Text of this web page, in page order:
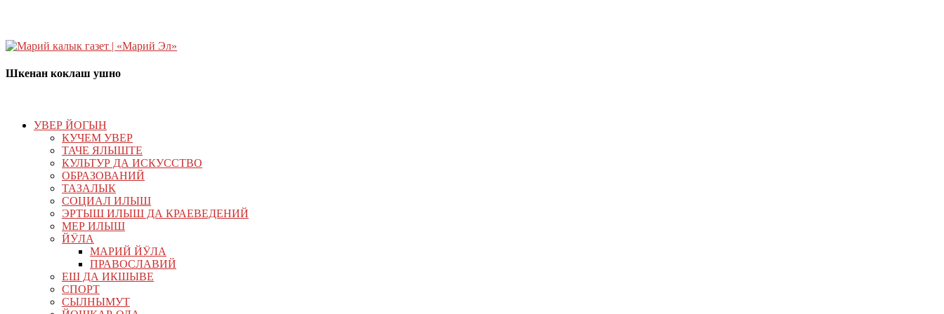
Шкенан коклаш ушно
УВЕР ЙОГЫН
КУЧЕМ УВЕР
ТАЧЕ ЯЛЫШТЕ
КУЛЬТУР ДА ИСКУССТВО
ОБРАЗОВАНИЙ
ТАЗАЛЫК
СОЦИАЛ ИЛЫШ
ЭРТЫШ ИЛЫШ ДА КРАЕВЕДЕНИЙ
МЕР ИЛЫШ
ЙӰЛА
МАРИЙ ЙӰЛА
ПРАВОСЛАВИЙ
ЕШ ДА ИКШЫВЕ
СПОРТ
СЫЛНЫМУТ